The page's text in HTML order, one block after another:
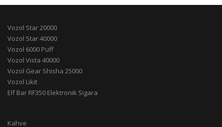
Vozol Star 20000
Vozol Star 40000
Vozol 6000 Puff
Vozol Vista 40000
Vozol Gear Shisha 25000
Vozol Likit
Elf Bar RF350 Elektronik Sigara
Kahve